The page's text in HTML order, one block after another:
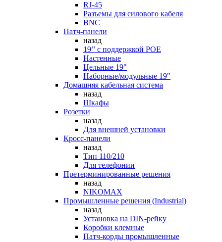
RJ-45
Разъемы для силового кабеля
BNC
Патч-панели
назад
19’’ с поддержкой POE
Настенные
Цельные 19"
Наборные/модульные 19"
Домашняя кабельная система
назад
Шкафы
Розетки
назад
Для внешней установки
Кросс-панели
назад
Тип 110/210
Для телефонии
Претерминированные решения
назад
NIKOMAX
Промышленные решения (Industrial)
назад
Установка на DIN-рейку
Коробки клемные
Патч-корды промышленные